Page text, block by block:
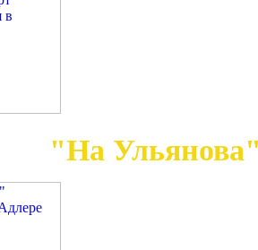
"На Ульянова"